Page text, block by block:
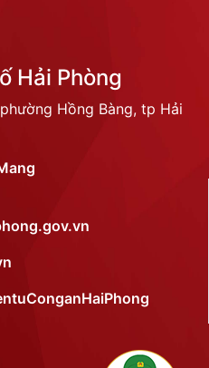
Hải Phòng
Hồng Bàng, tp Hải